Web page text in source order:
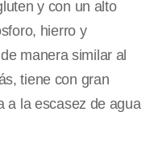
y con un alto
hierro y
manera similar al
tiene con gran
a la escasez de agua